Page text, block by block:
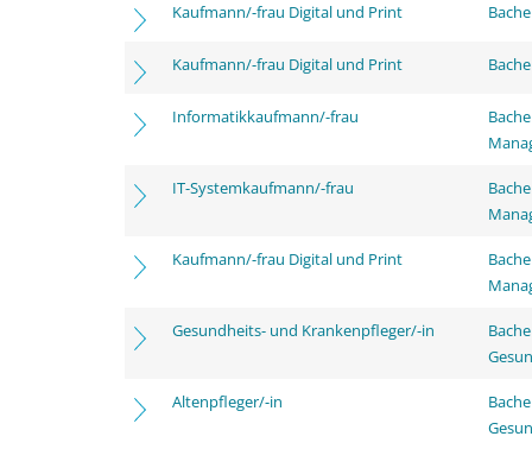
Kaufmann/-frau Digital und Print
Kaufmann/-frau Digital und Print
Informatikkaufmann/-frau
IT-Systemkaufmann/-frau
Kaufmann/-frau Digital und Print
Gesundheits- und Krankenpfleger/-in
Altenpfleger/-in